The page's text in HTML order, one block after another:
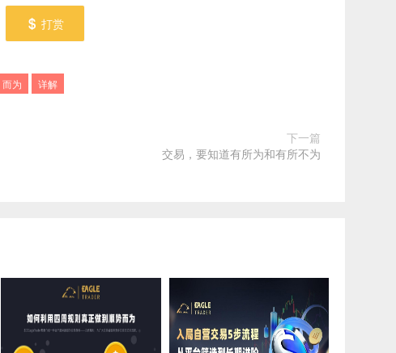
打赏
而为 详解
下一篇
交易，要知道有所为和有所不为